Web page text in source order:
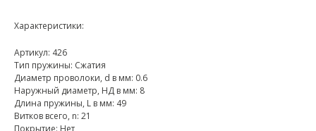
Характеристики:
Артикул: 426
Тип пружины: Сжатия
Диаметр проволоки, d в мм: 0.6
Наружный диаметр, НД в мм: 8
Длина пружины, L в мм: 49
Витков всего, n: 21
Покрытие: Нет